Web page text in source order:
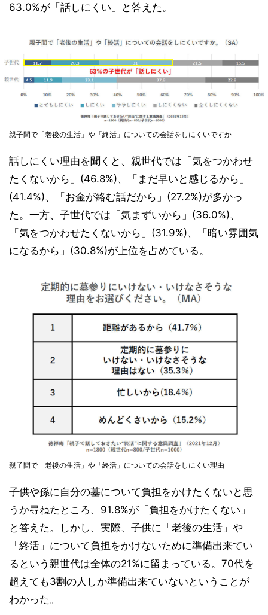
63.0%が「話しにくい」と答えた。
親子間で「老後の生活」や「終活」についての会話をしにくいですか
話しにくい理由を聞くと、親世代では「気をつかわせ
たくないから」(46.8%)、「まだ早いと感じるから」
(41.4%)、「お金が絡む話だから」(27.2%)が多かっ
た。一方、子世代では「気まずいから」(36.0%)、
「気をつかわせたくないから」(31.9%)、「暗い雰囲気
になるから」(30.8%)が上位を占めている。
親子間で「老後の生活」や「終活」についての会話をしにくい理由
子供や孫に自分の墓について負担をかけたくないと思
うか尋ねたところ、91.8%が「負担をかけたくない」
と答えた。しかし、実際、子供に「老後の生活」や
「終活」について負担をかけないために準備出来てい
るという親世代は全体の21%に留まっている。70代を
超えても3割の人しか準備出来ていないということが
わかった。